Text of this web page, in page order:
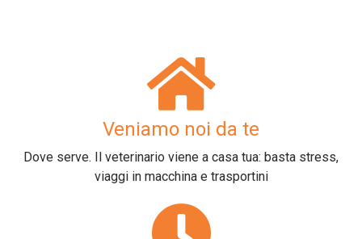
Veniamo noi da te
Dove serve. Il veterinario viene a casa tua: basta stress,
viaggi in macchina e trasportini